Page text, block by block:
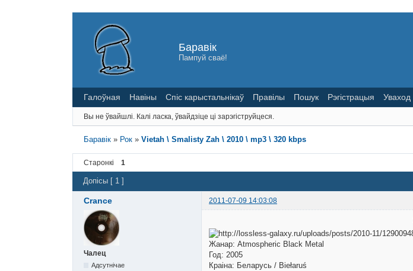
Баравік
Пампуй сваё!
Галоўная Навіны Спіс карыстальнікаў Правілы Пошук Рэгістрацыя Уваход
Вы не ўвайшлі. Калі ласка, ўвайдзіце ці зарэгіструйцеся.
Баравік » Рок »Vietah \ Smalisty Zah \ 2010 \ mp3 \ 320 kbps
Старонкі 1
Допісы [ 1 ]
Crance 2011-07-09 14:03:08
Чалец
Адсутнічае
Жанар: Atmospheric Black Metal
Год: 2005
Краіна: Беларусь / Biełaruś